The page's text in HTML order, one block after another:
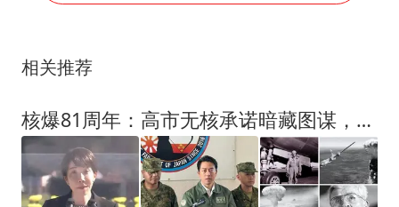
相关推荐
核爆81周年：高市无核承诺暗藏图谋，蒂贝茨痛击日本扩武拥核